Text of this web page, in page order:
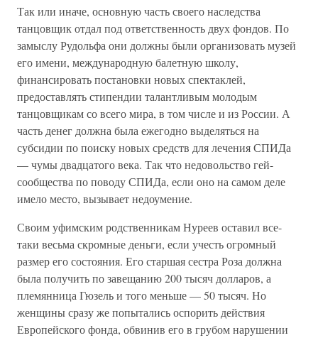
Так или иначе, основную часть своего наследства
танцовщик отдал под ответственность двух фондов. По
замыслу Рудольфа они должны были организовать музей
его имени, международную балетную школу,
финансировать постановки новых спектаклей,
предоставлять стипендии талантливым молодым
танцовщикам со всего мира, в том числе и из России. А
часть денег должна была ежегодно выделяться на
субсидии по поиску новых средств для лечения СПИДа
— чумы двадцатого века. Так что недовольство гей-
сообщества по поводу СПИДа, если оно на самом деле
имело место, вызывает недоумение.
Своим уфимским родственникам Нуреев оставил все-
таки весьма скромные деньги, если учесть огромный
размер его состояния. Его старшая сестра Роза должна
была получить по завещанию 200 тысяч долларов, а
племянница Гюзель и того меньше — 50 тысяч. Но
женщины сразу же попытались оспорить действия
Европейского фонда, обвинив его в грубом нарушении